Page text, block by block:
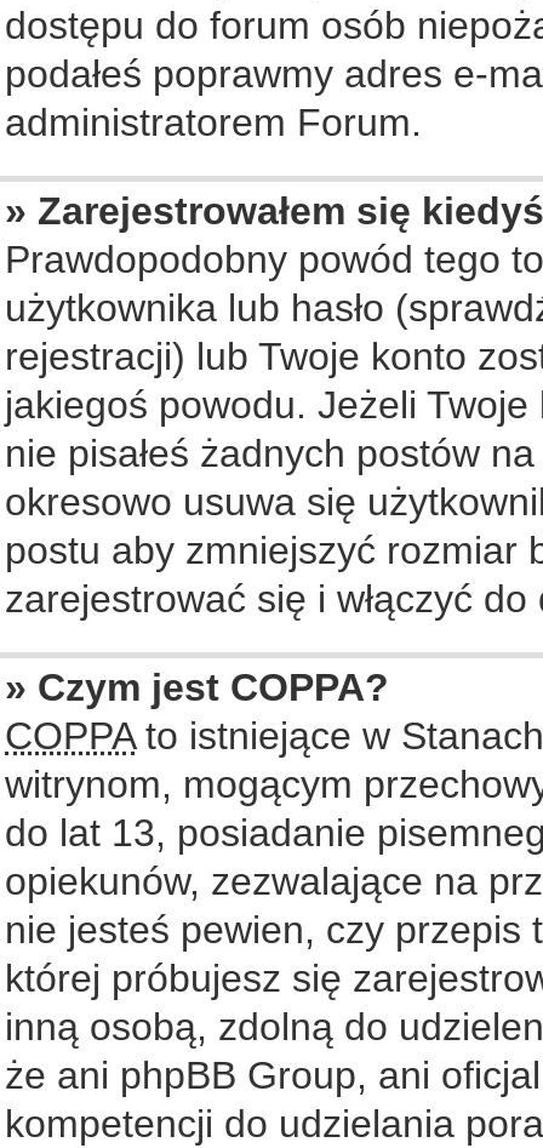
dostępu do forum osób
podałeś poprawmy adres e-
administratorem Forum.
» Zarejestrowałem się
Prawdopodobny powód tego
użytkownika lub hasło
rejestracji) lub Twoje konto
jakiegoś powodu. Jeżeli
nie pisałeś żadnych postów
okresowo usuwa się
postu aby zmniejszyć rozmiar
zarejestrować się i włączyć
» Czym jest COPPA?
COPPAto istniejące w
witrynom, mogącym
do lat 13, posiadanie
opiekunów, zezwalające na
nie jesteś pewien, czy przepis
której próbujesz się
inną osobą, zdolną do
że ani phpBB Group, ani
kompetencji do udzielania